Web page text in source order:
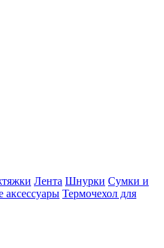
Лента Шнурки Сумки и
аксессуары Термочехол для